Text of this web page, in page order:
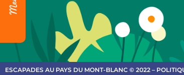
ESCAPADES AU PAYS DU MONT-BLANC © 2022 –